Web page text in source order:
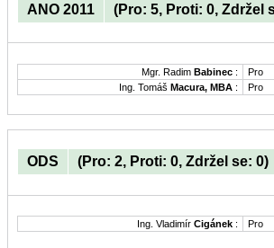
ANO 2011 (Pro: 5, Proti: 0, Zdržel
Mgr. Radim Babinec :
Pro
Ing. Tomáš Macura, MBA : Pro
ODS (Pro: 2, Proti: 0, Zdržel se: 0)
Ing. Vladimír Cigánek : Pro